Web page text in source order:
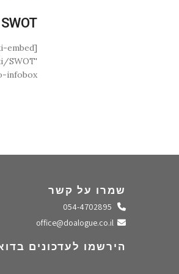
SWOT
embed
SWOT'
]
שמרו על קשר
התקשרו אלינו
שלחו מייל
הירשמו לעדכונים